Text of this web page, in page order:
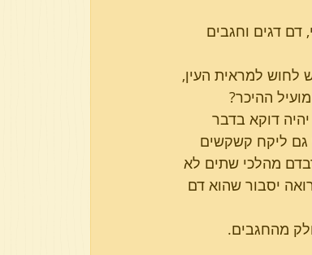
דגים וחגבים
לחוש למראית העין,
ההיכר?
דוקא בדבר
גם ליקח קשקשים
מהלכי שתים לא
יסבור שהוא דם
מהחגבים.
בא